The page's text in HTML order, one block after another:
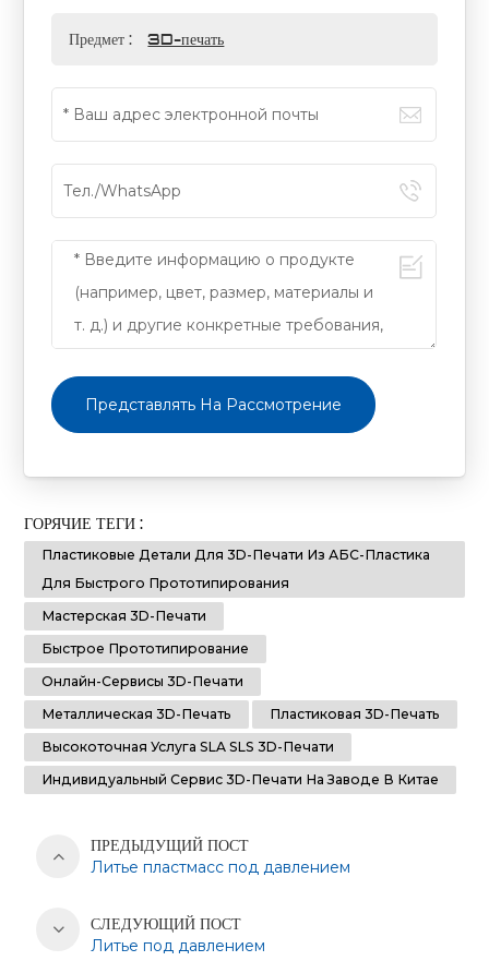
Предмет : 3D-печать
Представлять На Рассмотрение
ГОРЯЧИЕ ТЕГИ :
Пластиковые Детали Для 3D-Печати Из АБС-Пластика
Для Быстрого Прототипирования
Мастерская 3D-Печати
Быстрое Прототипирование
Онлайн-Сервисы 3D-Печати
Металлическая 3D-Печать
Пластиковая 3D-Печать
Высокоточная Услуга SLA SLS 3D-Печати
Индивидуальный Сервис 3D-Печати На Заводе В Китае
ПРЕДЫДУЩИЙ ПОСТ
Литье пластмасс под давлением
СЛЕДУЮЩИЙ ПОСТ
Литье под давлением